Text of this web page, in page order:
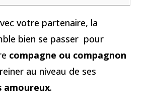
votre partenaire, la
bien se passer pour
compagne ou compagnon
au niveau de ses
amoureux.